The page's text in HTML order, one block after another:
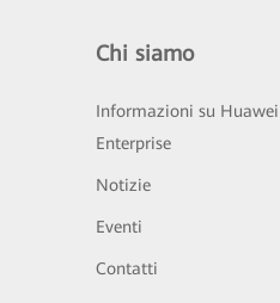
Chi siamo
Informazioni su Huawei
Enterprise
Notizie
Eventi
Contatti